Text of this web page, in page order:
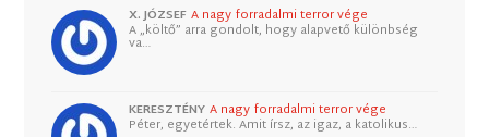
X. JÓZSEF A nagy forradalmi terror vége
A „költő” arra gondolt, hogy alapvető különbség
va…
KERESZTÉNY A nagy forradalmi terror vége
Péter, egyetértek. Amit írsz, az igaz, a katolikus…